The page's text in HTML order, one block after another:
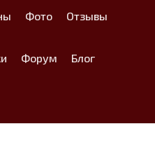
Фото Отзывы
Форум Блог